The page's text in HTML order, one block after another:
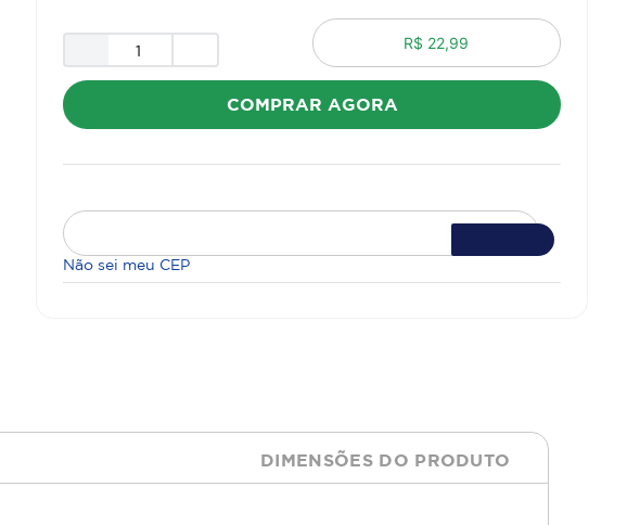
R$ 22,99
COMPRAR AGORA
Não sei meu CEP
DIMENSÕES DO PRODUTO